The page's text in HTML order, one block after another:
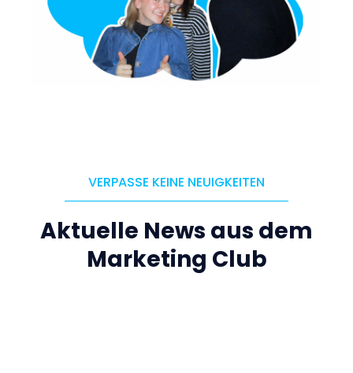
VERPASSE KEINE NEUIGKEITEN
Aktuelle News aus dem
Marketing Club